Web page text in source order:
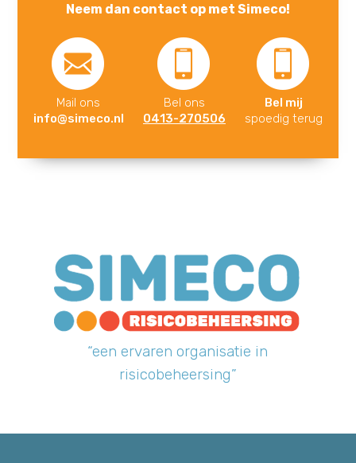
Neem dan contact op met Simeco!
Mail ons
info@simeco.nl
Bel ons
0413-270506
Bel mij
spoedig terug
“een ervaren organisatie in
risicobeheersing”